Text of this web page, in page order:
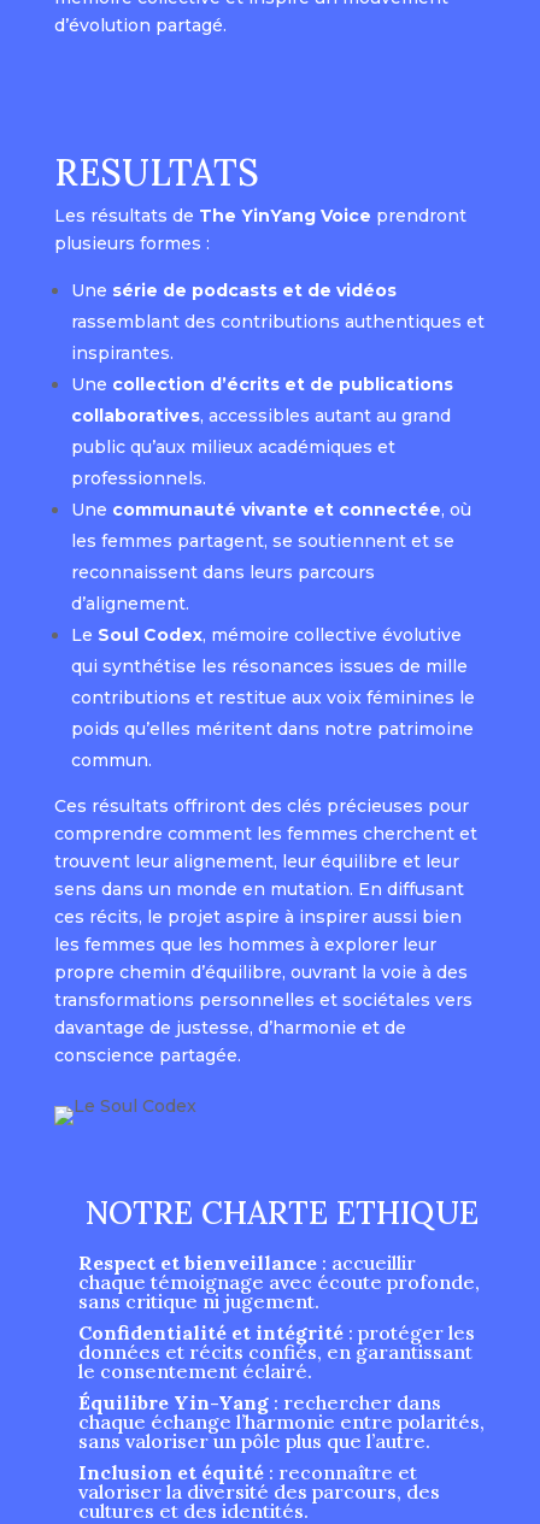
d’évolution partagé.
RESULTATS
Les résultats de The YinYang Voice prendront
plusieurs formes :
Une série de podcasts et de vidéos
rassemblant des contributions authentiques et
inspirantes.
Une collection d’écrits et de publications
collaboratives, accessibles autant au grand
public qu’aux milieux académiques et
professionnels.
Une communauté vivante et connectée, où
les femmes partagent, se soutiennent et se
reconnaissent dans leurs parcours
d’alignement.
Le Soul Codex, mémoire collective évolutive
qui synthétise les résonances issues de mille
contributions et restitue aux voix féminines le
poids qu’elles méritent dans notre patrimoine
commun.
Ces résultats offriront des clés précieuses pour
comprendre comment les femmes cherchent et
trouvent leur alignement, leur équilibre et leur
sens dans un monde en mutation. En diffusant
ces récits, le projet aspire à inspirer aussi bien
les femmes que les hommes à explorer leur
propre chemin d’équilibre, ouvrant la voie à des
transformations personnelles et sociétales vers
davantage de justesse, d’harmonie et de
conscience partagée.
NOTRE CHARTE ETHIQUE
Respect et bienveillance: accueillir
chaque témoignage avec écoute profonde,
sans critique ni jugement.
Confidentialité et intégrité: protéger les
données et récits confiés, en garantissant
le consentement éclairé.
Équilibre Yin-Yang: rechercher dans
chaque échange l’harmonie entre polarités,
sans valoriser un pôle plus que l’autre.
Inclusion et équité: reconnaître et
valoriser la diversité des parcours, des
cultures et des identités.